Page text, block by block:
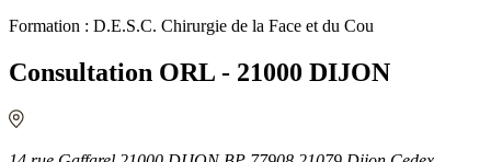
Formation : D.E.S.C. Chirurgie de la Face et du Cou
Consultation ORL - 21000 DIJON